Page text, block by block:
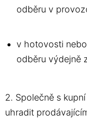
odběru v
v hotovosti
odběru výdejně
2. Společně s
uhradit